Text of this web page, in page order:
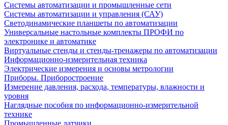
Системы автоматизации и промышленные сети
Системы автоматизации и управления (САУ)
Светодинамические планшеты по автоматизации
Универсальные настольные комплекты ПРОФИ по
электронике и автоматике
Виртуальные стенды и стенды-тренажеры по автоматизации
Информационно-измерительная техника
Электрические измерения и основы метрологии
Приборы. Приборостроение
Измерение давления, расхода, температуры, влажности и
уровня
Наглядные пособия по информационно-измерительной
технике
Промышленные датчики